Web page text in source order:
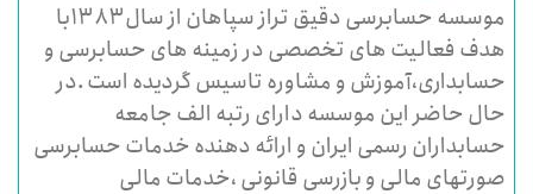
موسسه حسابرسی دقیق تراز سپاهان از سال 1383با
هدف فعالیت های تخصصی در زمینه های حسابرسی و
حسابداری،آموزش و مشاوره تاسیس گردیده است .در
حال حاضر این موسسه دارای رتبه الف جامعه
حسابداران رسمی ایران و ارائه دهنده خدمات حسابرسی
صورتهای مالی و بازرسی قانونی ،خدمات مالی